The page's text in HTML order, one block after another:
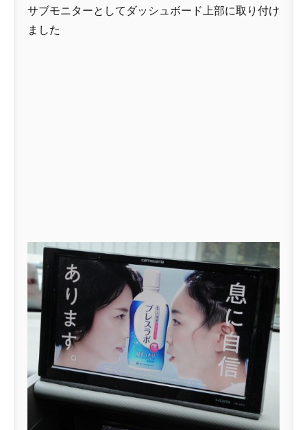
サブモニターとしてダッシュボード上部に取り付け
ました